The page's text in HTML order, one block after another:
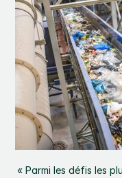
« Parmi les défis les